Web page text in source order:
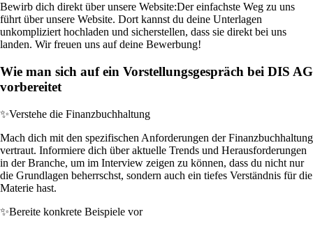
Bewirb dich direkt über unsere Website:Der einfachste Weg zu uns
führt über unsere Website. Dort kannst du deine Unterlagen
unkompliziert hochladen und sicherstellen, dass sie direkt bei uns
landen. Wir freuen uns auf deine Bewerbung!
Wie man sich auf ein Vorstellungsgespräch bei DIS AG
vorbereitet
✨Verstehe die Finanzbuchhaltung
Mach dich mit den spezifischen Anforderungen der Finanzbuchhaltung
vertraut. Informiere dich über aktuelle Trends und Herausforderungen
in der Branche, um im Interview zeigen zu können, dass du nicht nur
die Grundlagen beherrschst, sondern auch ein tiefes Verständnis für die
Materie hast.
✨Bereite konkrete Beispiele vor